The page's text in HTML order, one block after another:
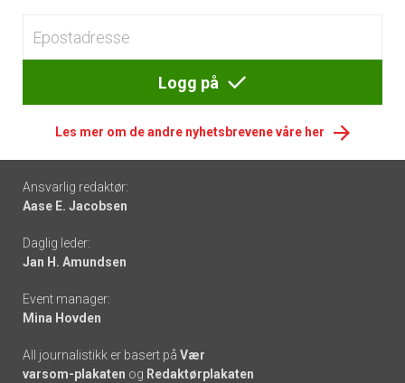
Logg på
Les mer om de andre nyhetsbrevene våre her
Footer
-
links
Ansvarlig redaktør:
Aase E. Jacobsen
Daglig leder:
Jan H. Amundsen
Event manager:
Mina Hovden
All journalistikk er basert på Vær
varsom-plakaten og Redaktørplakaten